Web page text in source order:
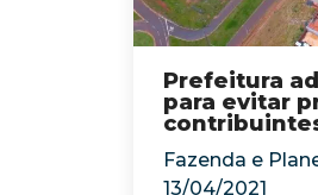
Prefeitura
para evitar
Fazenda e
13/04/2021